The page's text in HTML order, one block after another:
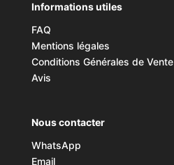
Informations utiles
FAQ
Mentions légales
Conditions Générales de Vente
Avis
Nous contacter
WhatsApp
Email